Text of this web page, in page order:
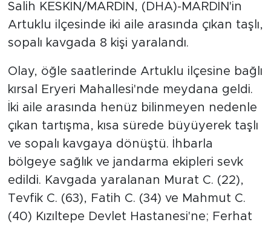
Salih KESKİN/MARDİN, (DHA)-MARDİN'in
Artuklu ilçesinde iki aile arasında çıkan taşlı,
sopalı kavgada 8 kişi yaralandı.
Olay, öğle saatlerinde Artuklu ilçesine bağlı
kırsal Eryeri Mahallesi'nde meydana geldi.
İki aile arasında henüz bilinmeyen nedenle
çıkan tartışma, kısa sürede büyüyerek taşlı
ve sopalı kavgaya dönüştü. İhbarla
bölgeye sağlık ve jandarma ekipleri sevk
edildi. Kavgada yaralanan Murat C. (22),
Tevfik C. (63), Fatih C. (34) ve Mahmut C.
(40) Kızıltepe Devlet Hastanesi'ne; Ferhat